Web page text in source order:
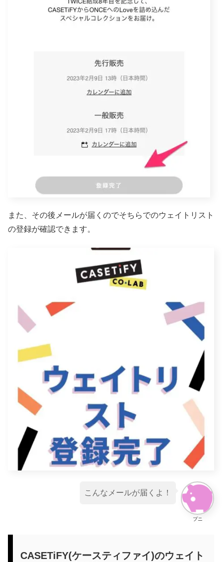
また、その後メールが届くのでそちらでのウェイトリスト
の登録が確認できます。
プニ
こんなメールが届くよ！
CASETiFY(ケースティファイ)のウェイト